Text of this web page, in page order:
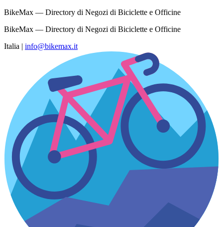
BikeMax — Directory di Negozi di Biciclette e Officine
BikeMax — Directory di Negozi di Biciclette e Officine
Italia | info@bikemax.it